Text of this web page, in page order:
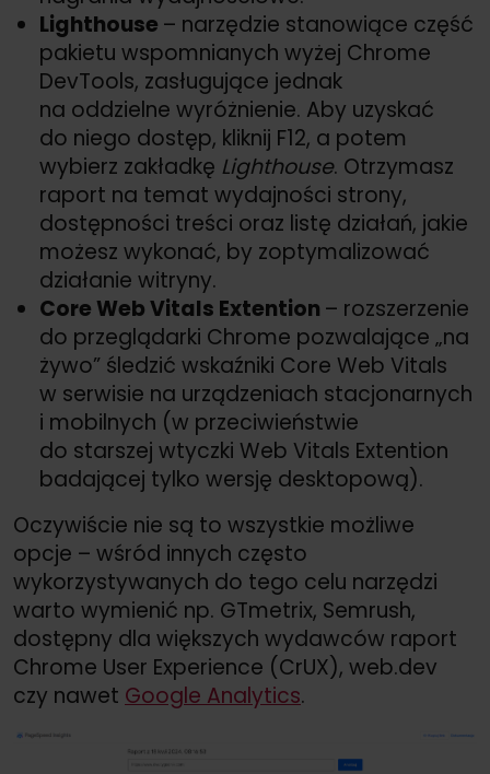
Lighthouse – narzędzie stanowiące część
pakietu wspomnianych wyżej Chrome
DevTools, zasługujące jednak
na oddzielne wyróżnienie. Aby uzyskać
do niego dostęp, kliknij F12, a potem
wybierz zakładkę Lighthouse. Otrzymasz
raport na temat wydajności strony,
dostępności treści oraz listę działań, jakie
możesz wykonać, by zoptymalizować
działanie witryny.
Core Web Vitals Extention – rozszerzenie
do przeglądarki Chrome pozwalające „na
żywo” śledzić wskaźniki Core Web Vitals
w serwisie na urządzeniach stacjonarnych
i mobilnych (w przeciwieństwie
do starszej wtyczki Web Vitals Extention
badającej tylko wersję desktopową).
Oczywiście nie są to wszystkie możliwe
opcje – wśród innych często
wykorzystywanych do tego celu narzędzi
warto wymienić np. GTmetrix, Semrush,
dostępny dla większych wydawców raport
Chrome User Experience (CrUX), web.dev
czy nawet Google Analytics.